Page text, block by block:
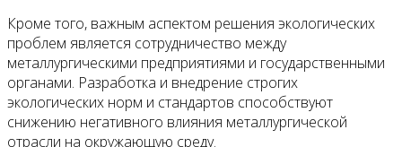
Кроме того, важным аспектом решения экологических
проблем является сотрудничество между
металлургическими предприятиями и государственными
органами. Разработка и внедрение строгих
экологических норм и стандартов способствуют
снижению негативного влияния металлургической
отрасли на окружающую среду.